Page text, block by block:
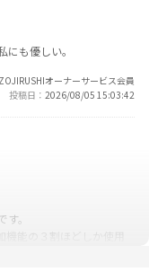
も優しい。
ZOJIRUSHIオーナーサービス会員
投稿日
2026/08/05 15:03:42
。